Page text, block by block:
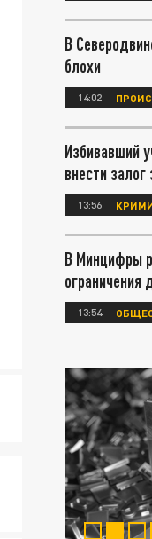
В
блохи
14:02
Избивавший
внести
13:56
В Минцифры
ограничения
13:54